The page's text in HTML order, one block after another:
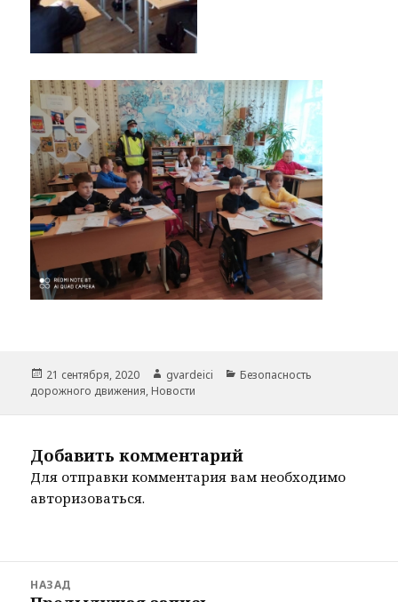
Опубликовано
21 сентября, 2020 Автор
gvardeici Рубрики
Безопасность
дорожного движения, Новости
Добавить комментарий
Для отправки комментария вам необходимо
авторизоваться.
НАЗАД